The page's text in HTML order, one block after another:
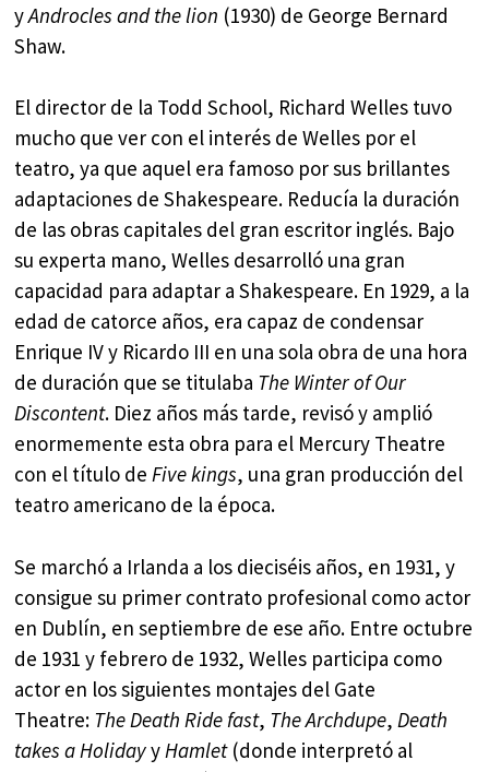
yAndrocles and the lion (1930) de George Bernard
Shaw.
El director de la Todd School, Richard Welles tuvo
mucho que ver con el interés de Welles por el
teatro, ya que aquel era famoso por sus brillantes
adaptaciones de Shakespeare. Reducía la duración
de las obras capitales del gran escritor inglés. Bajo
su experta mano, Welles desarrolló una gran
capacidad para adaptar a Shakespeare. En 1929, a la
edad de catorce años, era capaz de condensar
Enrique IV y Ricardo III en una sola obra de una hora
de duración que se titulaba The Winter of Our
Discontent. Diez años más tarde, revisó y amplió
enormemente esta obra para el Mercury Theatre
con el título de Five kings, una gran producción del
teatro americano de la época.
Se marchó a Irlanda a los dieciséis años, en 1931, y
consigue su primer contrato profesional como actor
en Dublín, en septiembre de ese año. Entre octubre
de 1931 y febrero de 1932, Welles participa como
actor en los siguientes montajes del Gate
Theatre: The Death Ride fast, The Archdupe,Death
takes a HolidayyHamlet(donde interpretó al